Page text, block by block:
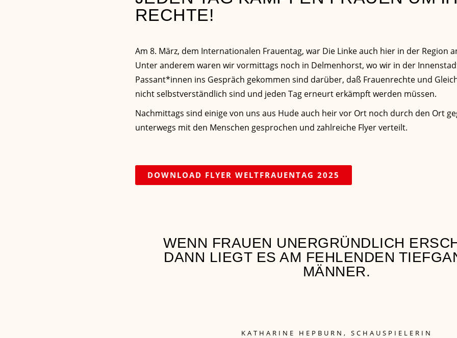
RECHTE!
Am 8. März, dem Internationalen Frauentag, war Die Linke auch hier in der Region
Unter anderem waren wir vormittags noch in Delmenhorst, wo wir in der
Passant*innen ins Gespräch gekommen sind darüber, daß Frauenrechte und
nicht selbstverständlich sind und jeden Tag erneurt erkämpft werden müssen.
Nachmittags sind einige von uns aus Hude auch heir vor Ort noch durch den Ort
unterwegs mit den Menschen gesprochen und zahlreiche Flyer verteilt.
DOWNLOAD FLYER WELTFRAUENTAG 2025
WENN FRAUEN UNERGRÜNDLICH
DANN LIEGT ES AM FEHLENDEN
MÄNNER.
KATHARINE HEPBURN, SCHAUSPIELERIN